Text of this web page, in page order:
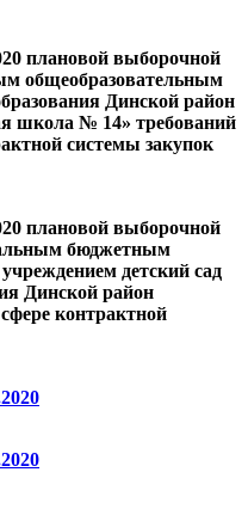
плановой выборочной
общеобразовательным
Динской район
школа № 14» требований
системы закупок
плановой выборочной
бюджетным
детский сад
Динской район
контрактной